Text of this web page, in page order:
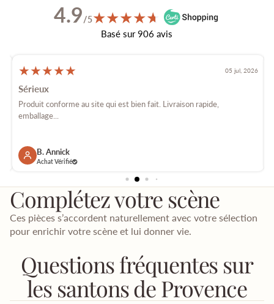
4.9/5★★★★★
★
Basé sur 906 avis
★★★★★ 05 jul, 2026
Sérieux
Produit conforme au site qui est bien fait. Livraison rapide,
emballage...
B. Annick
Achat Vérifié
Complétez votre scène
Ces pièces s’accordent naturellement avec votre sélection
pour enrichir votre scène et lui donner vie.
Questions fréquentes sur
les santons de Provence